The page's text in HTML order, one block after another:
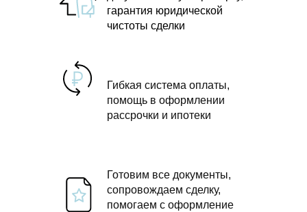
гарантия юридической
чистоты сделки
Гибкая система оплаты,
помощь в оформлении
рассрочки и ипотеки
Готовим все документы,
сопровождаем сделку,
помогаем с оформление